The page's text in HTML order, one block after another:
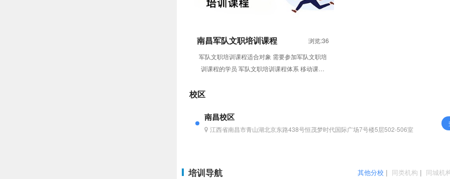
南昌军队文职培训课程
浏览:36
军队文职培训课程适合对象 需要参加军队文职培
训课程的学员 军队文职培训课程体系 移动课堂
校区
南昌校区
江西省南昌市青山湖北京东路438号恒茂梦时代国际广场7号楼5层502-506室
其他分校 | 同类机构 | 同城机
培训导航